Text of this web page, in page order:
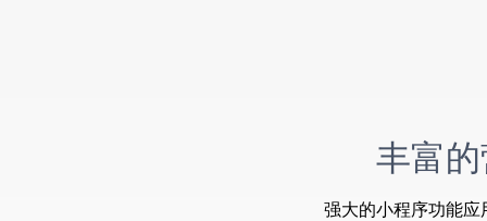
丰富
强大的小程序功能